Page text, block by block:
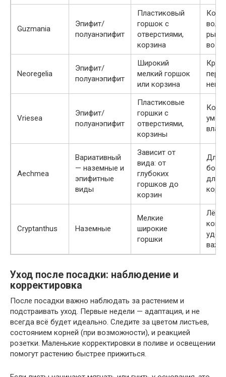
Guzmania
Эпифит/
полуанэпифит
Пластиковый
горшок с
отверстиями,
корзина
Neoregelia
Эпифит/
полуанэпифит
Широкий
мелкий горшок
или корзина
Vriesea
Эпифит/
полуанэпифит
Пластиковые
горшки с
отверстиями,
корзины
Aechmea
Вариативный
— наземные и
эпифитные
виды
Зависит от
вида: от
глубоких
горшков до
корзин
Для
для
Cryptanthus Наземные
Мелкие
широкие
горшки
Уход после посадки: наблюдение и
корректировка
После посадки важно наблюдать за растением и
подстраивать уход. Первые недели — адаптация, и не
всегда всё будет идеально. Следите за цветом листьев,
состоянием корней (при возможности), и реакцией
розетки. Маленькие корректировки в поливе и освещении
помогут растению быстрее прижиться.